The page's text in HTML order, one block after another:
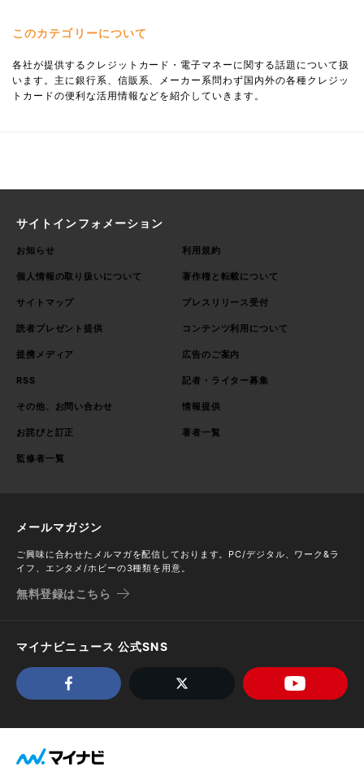
このカテゴリーについて
各社が提供するクレジットカード・電子マネーに関する話題について扱
います。主に銀行系、信販系、メーカー系問わず国内外の各種クレジッ
トカードの便利な活用情報などを紹介していきます。
サイトインフォメーション
お知らせ 利用規約
個人情報の取り扱いについて 著作権と転載について
サイトマップ プレスリリース受付
読者プレゼント提供 コンテンツ利用について
提携メディア 広告のご案内
RSS 記者・ライター募集
その他、お問い合わせ 情報提供
お詫びと訂正 著者一覧
監修者一覧
メールマガジン
ご興味に合わせたメルマガを配信しております。PC/デジタル、ワーク&ラ
イフ、エンタメ/ホビーの3種類を用意。
無料登録はこちら
マイナビニュース 公式SNS